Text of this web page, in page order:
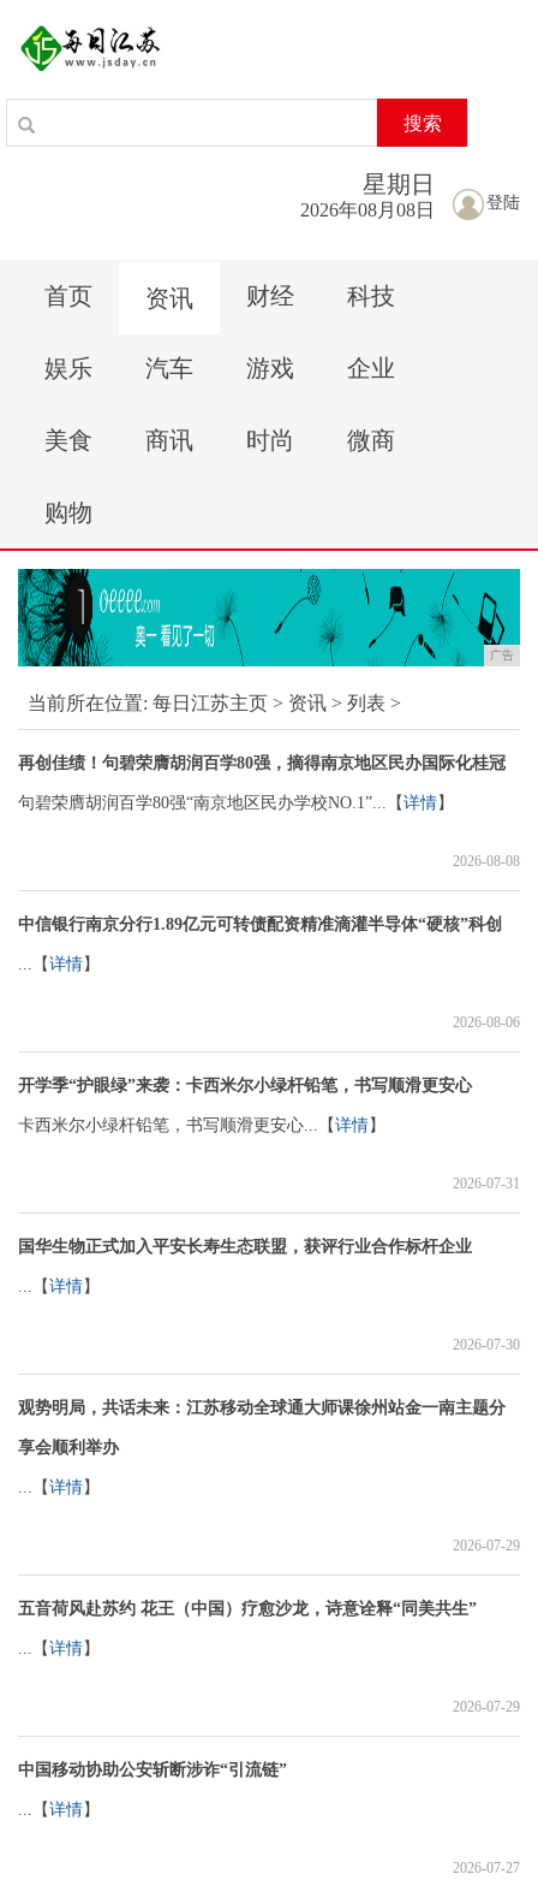
搜索
登陆
星期 日
2026年08月08日
首页 资讯 财经 科技
娱乐 汽车 游戏 企业
美食 商讯 时尚 微商
购物
广告
当前所在位置: 每日江苏主页 > 资讯 > 列表 >
再创佳绩！句碧荣膺胡润百学80强，摘得南京地区民办国际化桂冠
句碧荣膺胡润百学80强“南京地区民办学校NO.1”...【详情】
2026-08-08
中信银行南京分行1.89亿元可转债配资精准滴灌半导体“硬核”科创
...【详情】
2026-08-06
开学季“护眼绿”来袭：卡西米尔小绿杆铅笔，书写顺滑更安心
卡西米尔小绿杆铅笔，书写顺滑更安心...【详情】
2026-07-31
国华生物正式加入平安长寿生态联盟，获评行业合作标杆企业
...【详情】
2026-07-30
观势明局，共话未来：江苏移动全球通大师课徐州站金一南主题分
享会顺利举办
...【详情】
2026-07-29
五音荷风赴苏约 花王（中国）疗愈沙龙，诗意诠释“同美共生”
...【详情】
2026-07-29
中国移动协助公安斩断涉诈“引流链”
...【详情】
2026-07-27